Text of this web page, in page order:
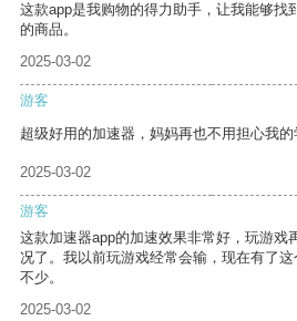
这款app是我购物的得力助手，让我能够找
的商品。
2025-03-02
游客
超级好用的加速器，妈妈再也不用担心我的
2025-03-02
游客
这款加速器app的加速效果非常好，玩游戏
况了。我以前玩游戏经常会输，现在有了
不少。
2025-03-02